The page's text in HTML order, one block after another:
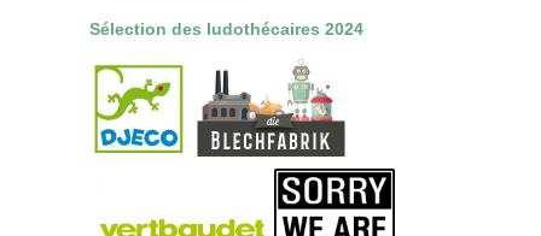
Sélection des ludothécaires 2024